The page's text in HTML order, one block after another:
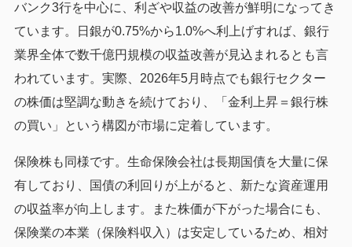
バンク3行を中心に、利ざや収益の改善が鮮明になってき
ています。日銀が0.75%から1.0%へ利上げすれば、銀行
業界全体で数千億円規模の収益改善が見込まれるとも言
われています。実際、2026年5月時点でも銀行セクター
の株価は堅調な動きを続けており、「金利上昇＝銀行株
の買い」という構図が市場に定着しています。
保険株も同様です。生命保険会社は長期国債を大量に保
有しており、国債の利回りが上がると、新たな資産運用
の収益率が向上します。また株価が下がった場合にも、
保険業の本業（保険料収入）は安定しているため、相対